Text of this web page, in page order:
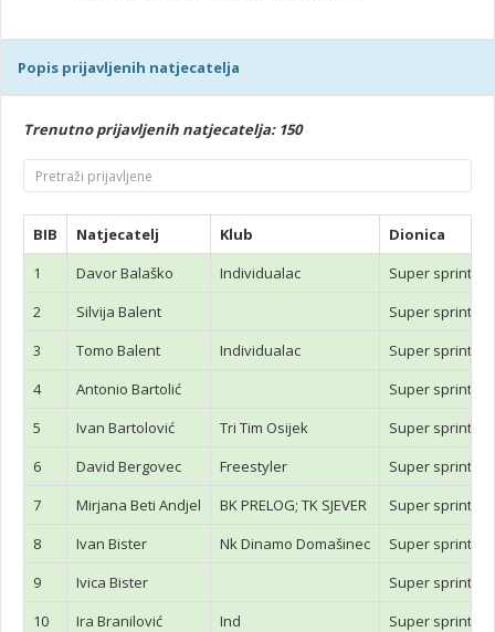
Popis prijavljenih natjecatelja
Trenutno prijavljenih natjecatelja: 150
BIB Natjecatelj Klub
Dionica
1
Davor Balaško Individualac
Super sprint
2
Silvija Balent
Super sprint
3
Tomo Balent Individualac
Super sprint
4
Antonio Bartolić
Super sprint
5
Ivan Bartolović Tri Tim Osijek
Super sprint
6
David Bergovec Freestyler
Super sprint
7
Mirjana Beti Andjel BK PRELOG; TK SJEVER
Super sprint
8
Ivan Bister Nk Dinamo Domašinec
Super sprint
9
Ivica Bister
Super sprint
10
Ira Branilović Ind
Super sprint